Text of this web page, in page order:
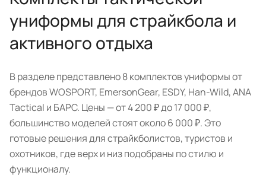
униформы для страйкбола и
активного отдыха
В разделе представлено 8 комплектов униформы от
брендов WOSPORT, EmersonGear, ESDY, Han-Wild, ANA
Tactical и БАРС. Цены — от 4 200 ₽ до 17 000 ₽,
большинство моделей стоят около 6 000 ₽. Это
готовые решения для страйкболистов, туристов и
охотников, где верх и низ подобраны по стилю и
функционалу.